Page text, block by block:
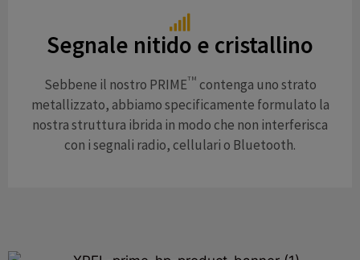
Segnale nitido e cristallino
Sebbene il nostro PRIMETM contenga uno strato
metallizzato, abbiamo specificamente formulato la
nostra struttura ibrida in modo che non interferisca
con i segnali radio, cellulari o Bluetooth.